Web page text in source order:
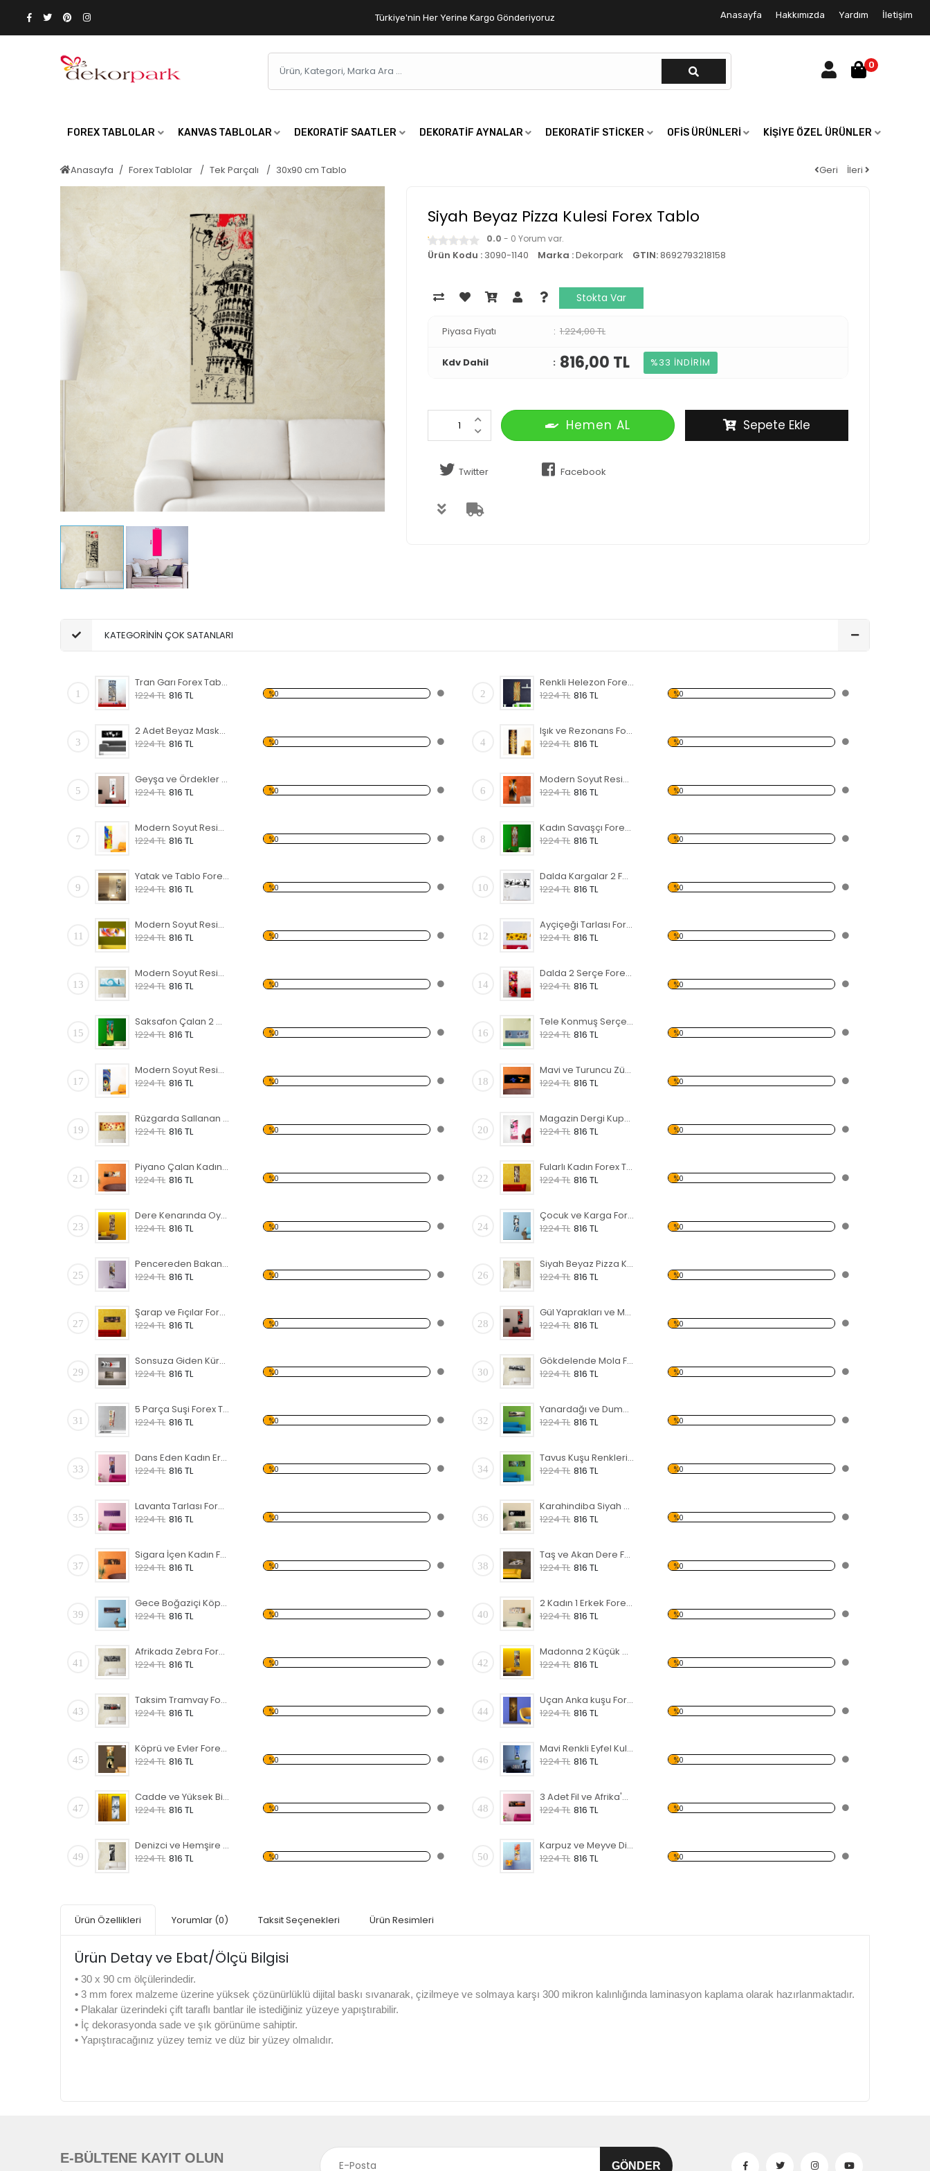
Türkiye'nin Her Yerine Kargo Gönderiyoruz Anasayfa Hakkımızda Yardım İletişim
0
FOREX TABLOLAR KANVAS TABLOLAR DEKORATIF SAATLER DEKORATIF AYNALAR DEKORATIF STICKER OFIS ÜRÜNLERI KIŞIYE ÖZEL ÜRÜNLER
Anasayfa Forex Tablolar Tek Parçalı 30x90 cm Tablo Geri İleri
Siyah Beyaz Pizza Kulesi Forex Tablo
0.0 - 0 Yorum var.
Ürün Kodu : 3090-1140 Marka :Dekorpark GTIN:8692793218158
Stokta Var
Piyasa Fiyatı 1.224,00 TL
Kdv Dahil 816,00 TL %33 İNDİRİM
Hemen AL Sepete Ekle
Twitter Facebook
KATEGORİNİN ÇOK SATANLARI
1
Tran Garı Forex Tablo
1224 TL 816 TL %0 2
Renkli Helezon Forex Tablo
1224 TL 816 TL %0
3
2 Adet Beyaz Maske Forex Tablo
1224 TL 816 TL %0 4
Işık ve Rezonans Forex Tablo
1224 TL 816 TL %0
5
Geyşa ve Ördekler Forex Tablo
1224 TL 816 TL %0 6
Modern Soyut Resim 3 Forex Tablo
1224 TL 816 TL %0
7
Modern Soyut Resim Evler Forex Tablo
1224 TL 816 TL %0 8
Kadın Savaşçı Forex Tablo
1224 TL 816 TL %0
9
Yatak ve Tablo Forex Tablo
1224 TL 816 TL %0 10
Dalda Kargalar 2 Forex Tablo
1224 TL 816 TL %0
11
Modern Soyut Resim 5 Forex Tablo
1224 TL 816 TL %0 12
Ayçiçeği Tarlası Forex Tablo
1224 TL 816 TL %0
13
Modern Soyut Resim Deniz Feneri Forex Tablo
1224 TL 816 TL %0 14
Dalda 2 Serçe Forex Tablo
1224 TL 816 TL %0
15
Saksafon Çalan 2 Müzisyen Forex Tablo
1224 TL 816 TL %0 16
Tele Konmuş Serçeler Forex Tablo
1224 TL 816 TL %0
17
Modern Soyut Resim 4 Forex Tablo
1224 TL 816 TL %0 18
Mavi ve Turuncu Zümrüdü Anka Forex Tablo
1224 TL 816 TL %0
19
Rüzgarda Sallanan Gelincikler Forex Tablo
1224 TL 816 TL %0 20
Magazin Dergi Kupürü Forex Tablo
1224 TL 816 TL %0
21
Piyano Çalan Kadın Forex Tablo
1224 TL 816 TL %0 22
Fularlı Kadın Forex Tablo
1224 TL 816 TL %0
23
Dere Kenarında Oynayan Çocuklar Forex Tablo
1224 TL 816 TL %0 24
Çocuk ve Karga Forex Tablo
1224 TL 816 TL %0
25
Pencereden Bakan Kadın Forex Tablo
1224 TL 816 TL %0 26
Siyah Beyaz Pizza Kulesi Forex Tablo
1224 TL 816 TL %0
27
Şarap ve Fıçılar Forex Tablo
1224 TL 816 TL %0 28
Gül Yaprakları ve Metal Forex Tablo
1224 TL 816 TL %0
29
Sonsuza Giden Küreler Forex Tablo
1224 TL 816 TL %0 30
Gökdelende Mola Forex Tablo
1224 TL 816 TL %0
31
5 Parça Suşi Forex Tablo
1224 TL 816 TL %0 32
Yanardağı ve Dumanı Forex Tablo
1224 TL 816 TL %0
33
Dans Eden Kadın Erkek Forex Tablo
1224 TL 816 TL %0 34
Tavus Kuşu Renkleri Forex Tablo
1224 TL 816 TL %0
35
Lavanta Tarlası Forex Tablo
1224 TL 816 TL %0 36
Karahindiba Siyah Zemin Forex Tablo
1224 TL 816 TL %0
37
Sigara İçen Kadın Forex Tablo
1224 TL 816 TL %0 38
Taş ve Akan Dere Forex Tablo
1224 TL 816 TL %0
39
Gece Boğaziçi Köprüsü Forex Tablo
1224 TL 816 TL %0 40
2 Kadın 1 Erkek Forex Tablo
1224 TL 816 TL %0
41
Afrikada Zebra Forex Tablo
1224 TL 816 TL %0 42
Madonna 2 Küçük Çocuk Forex Tablo
1224 TL 816 TL %0
43
Taksim Tramvay Forex Tablo
1224 TL 816 TL %0 44
Uçan Anka kuşu Forex Tablo
1224 TL 816 TL %0
45
Köprü ve Evler Forex Tablo
1224 TL 816 TL %0 46
Mavi Renkli Eyfel Kulesi Forex Tablo
1224 TL 816 TL %0
47
Cadde ve Yüksek Binalar Forex Tablo
1224 TL 816 TL %0 48
3 Adet Fil ve Afrika'da Gün Batımı Forex Tablo
1224 TL 816 TL %0
49
Denizci ve Hemşire Forex Tablo
1224 TL 816 TL %0 50
Karpuz ve Meyve Dilimleri Forex Tablo
1224 TL 816 TL %0
Ürün Özellikleri Yorumlar (0) Taksit Seçenekleri Ürün Resimleri
Ürün Detay ve Ebat/Ölçü Bilgisi
• 30 x 90 cm ölçülerindedir.
• 3 mm forex malzeme üzerine yüksek çözünürlüklü dijital baskı sıvanarak, çizilmeye ve solmaya karşı 300 mikron kalınlığında laminasyon kaplama olarak hazırlanmaktadır.
• Plakalar üzerindeki çift taraflı bantlar ile istediğiniz yüzeye yapıştırabilir.
• İç dekorasyonda sade ve şık görünüme sahiptir.
• Yapıştıracağınız yüzey temiz ve düz bir yüzey olmalıdır.
E-BÜLTENE KAYIT OLUN